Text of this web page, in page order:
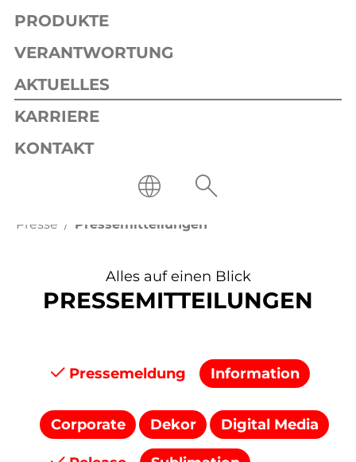
PRODUKTE
VERANTWORTUNG
AKTUELLES
KARRIERE
KONTAKT
Presse Pressemitteilungen
Alles auf einen Blick
PRESSEMITTEILUNGEN
Pressemeldung Information
Corporate Dekor Digital Media